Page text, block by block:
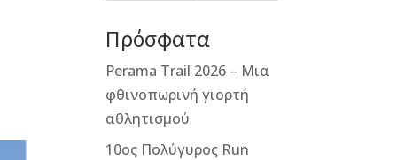
Πρόσφατα
Perama Trail 2026 – Μια
φθινοπωρινή γιορτή
αθλητισμού
10ος Πολύγυρος Run